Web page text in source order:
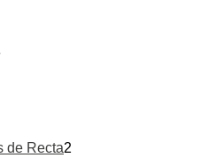
de Recta2